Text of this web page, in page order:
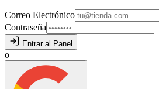
Correo Electrónico
Contraseña
Entrar al Panel
o